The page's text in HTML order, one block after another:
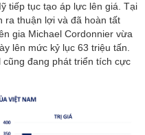
tiếp tục tạo áp lực lên giá. Tại
ra thuận lợi và đã hoàn tất
gia Michael Cordonnier vừa
lên mức kỷ lục 63 triệu tấn.
đang phát triển tích cực